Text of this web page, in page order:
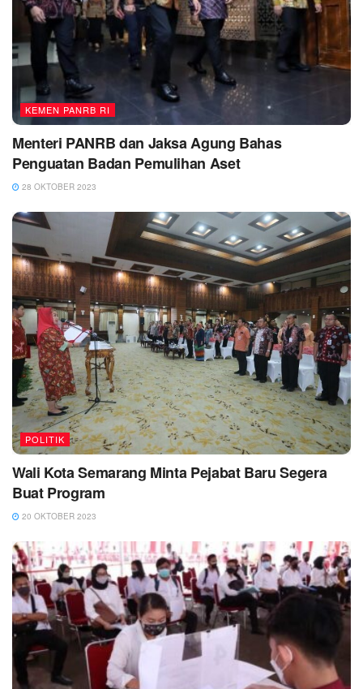
KEMEN PANRB RI
Menteri PANRB dan Jaksa Agung Bahas
Penguatan Badan Pemulihan Aset
28 OKTOBER 2023
POLITIK
Wali Kota Semarang Minta Pejabat Baru Segera
Buat Program
20 OKTOBER 2023